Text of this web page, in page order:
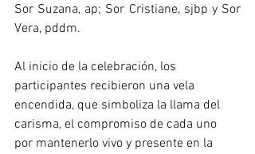
Sor Suzana, ap; Sor Cristiane, sjbp y Sor
Vera, pddm.
Al inicio de la celebración, los
participantes recibieron una vela
encendida, que simboliza la llama del
carisma, el compromiso de cada uno
por mantenerlo vivo y presente en la